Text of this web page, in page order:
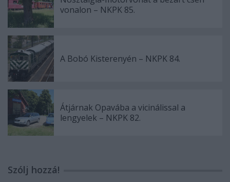
vonalon – NKPK 85.
A Bobó Kisterenyén – NKPK 84.
Átjárnak Opavába a vicinálissal a
lengyelek – NKPK 82.
Szólj hozzá!